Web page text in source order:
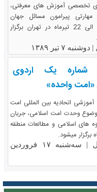
تخصصی آموزش های معرفتی،
پیرامون مسائل جهان
اسلام، 15 الی 22 تیرماه در تهران برگزار
|دوشنبه ۷ تیر ۱۳۸۹
شماره یک اردوی
واحده»
آموزشی اتحادیه بین المللی امت
وحدت امت اسلامی، جریان
های اسلامی و مطالعات منطقه
برگزار میشود.
|
سه‌شنبه ۱۷ فروردین